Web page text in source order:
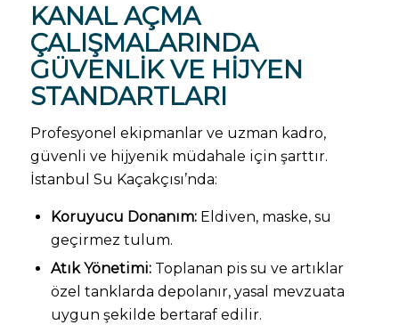
KANAL AÇMA
ÇALIŞMALARINDA
GÜVENLIK VE HIJYEN
STANDARTLARI
Profesyonel ekipmanlar ve uzman kadro,
güvenli ve hijyenik müdahale için şarttır.
İstanbul Su Kaçakçısı’nda:
Koruyucu Donanım:Eldiven, maske, su
geçirmez tulum.
Atık Yönetimi:Toplanan pis su ve artıklar
özel tanklarda depolanır, yasal mevzuata
uygun şekilde bertaraf edilir.